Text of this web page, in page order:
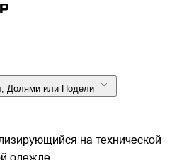
4 × 3922 ₽ в Сплит, Долями или Подели
на технической